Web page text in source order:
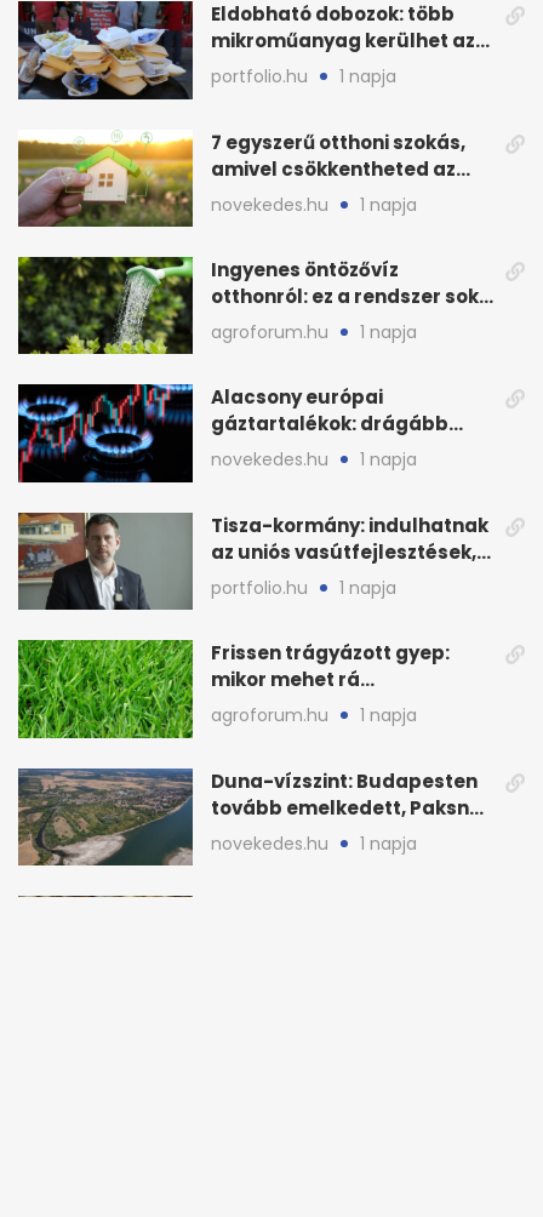
Eldobható dobozok: több
mikroműanyag kerülhet az
ételbe, mint hinnéd
portfolio.hu 1 napja
7 egyszerű otthoni szokás,
amivel csökkentheted az
energiafogyasztást
novekedes.hu 1 napja
Ingyenes öntözővíz
otthonról: ez a rendszer sok
házban már működik
agroforum.hu 1 napja
Alacsony európai
gáztartalékok: drágább
lehet a fűtési szezon
novekedes.hu 1 napja
Tisza-kormány: indulhatnak
az uniós vasútfejlesztések,
jön az NVVH-meghallgatás
portfolio.hu 1 napja
Frissen trágyázott gyep:
mikor mehet rá
biztonságosan gyerek és
kutya?
agroforum.hu 1 napja
Duna-vízszint: Budapesten
tovább emelkedett, Paksnál
keddre jöhet fordulat
novekedes.hu 1 napja